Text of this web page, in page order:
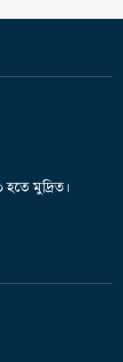
মুদ্রিত।